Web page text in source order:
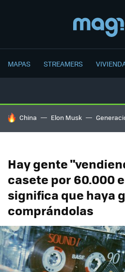
MAPAS STREAMERS
HOY SE HABLA DE
China Elon Musk
Hay gente
casete por 60.000
significa que haya
comprándolas